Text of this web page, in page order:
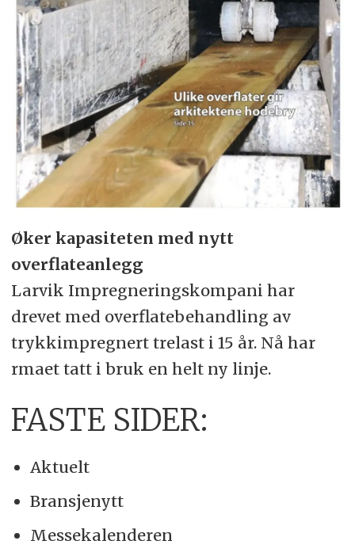
Øker kapasiteten med nytt
overflateanlegg
Larvik Impregneringskompani har
drevet med overflatebehandling av
trykkimpregnert trelast i 15 år. Nå har
rmaet tatt i bruk en helt ny linje.
FASTE SIDER:
Aktuelt
Bransjenytt
Messekalenderen